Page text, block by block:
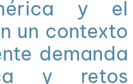
y el
un contexto
demanda
y retos